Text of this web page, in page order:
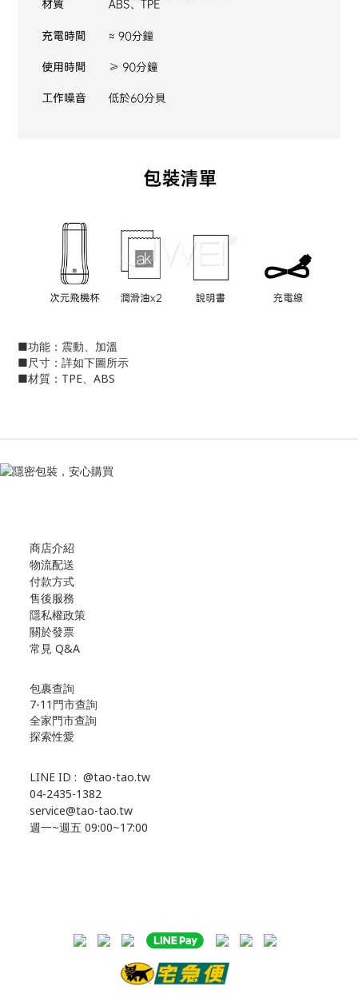
■功能：震動、加溫
■尺寸：詳如下圖所示
■材質：TPE、ABS
商店介紹
物流配送
付款方式
售後服務
隱私權政策
關於發票
常見 Q&A
包裹查詢
7-11門市查詢
全家門市查詢
探索性愛
LINE ID : @tao-tao.tw
04-2435-1382
service@tao-tao.tw
週一~週五 09:00~17:00